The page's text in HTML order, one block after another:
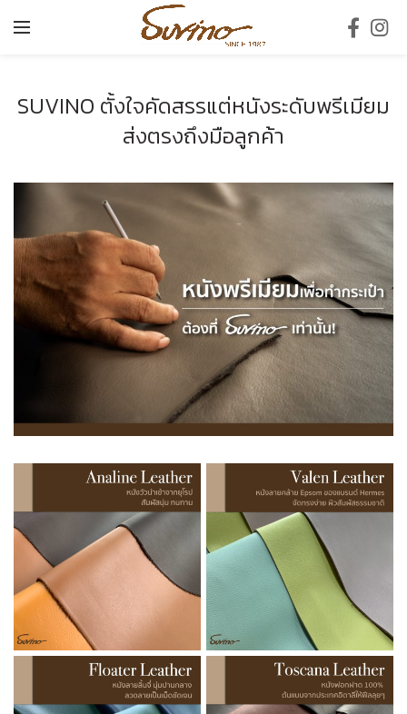
SUVINO ตั้งใจคัดสรรแต่หนังระดับพรีเมียม
ส่งตรงถึงมือลูกค้า